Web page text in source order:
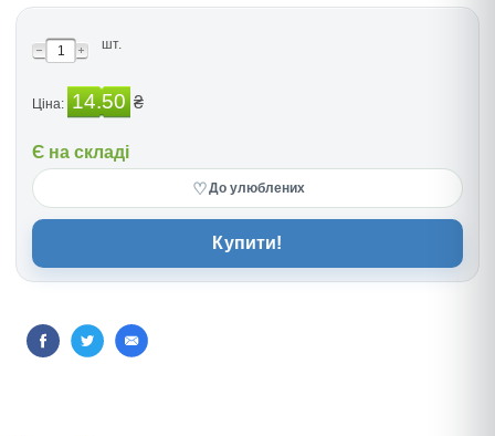
шт.
Ціна: 14.50 ₴
Є на складі
♡До улюблених
Купити!